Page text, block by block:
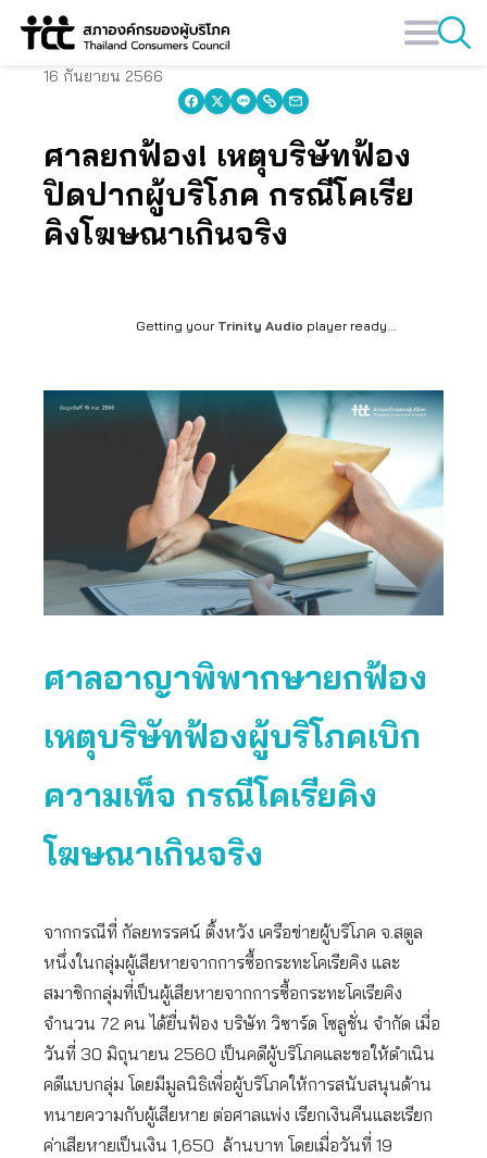
Skip
16 กันยายน 2566
ศาลยกฟ้อง! เหตุบริษัทฟ้อง
ปิดปากผู้บริโภค กรณีโคเรีย
คิงโฆษณาเกินจริง
Getting your Trinity Audio player ready...
ศาลอาญาพิพากษายกฟ้อง
เหตุบริษัทฟ้องผู้บริโภคเบิก
ความเท็จ กรณีโคเรียคิง
โฆษณาเกินจริง
จากกรณีที่ กัลยทรรศน์ ติ้งหวัง เครือข่ายผู้บริโภค จ.สตูล
หนึ่งในกลุ่มผู้เสียหายจากการซื้อกระทะโคเรียคิง และ
สมาชิกกลุ่มที่เป็นผู้เสียหายจากการซื้อกระทะโคเรียคิง
จำนวน 72 คน ได้ยื่นฟ้อง บริษัท วิซาร์ด โซลูชั่น จำกัด เมื่อ
วันที่ 30 มิถุนายน 2560 เป็นคดีผู้บริโภคและขอให้ดำเนิน
คดีแบบกลุ่ม โดยมีมูลนิธิเพื่อผู้บริโภคให้การสนับสนุนด้าน
ทนายความกับผู้เสียหาย ต่อศาลแพ่ง เรียกเงินคืนและเรียก
ค่าเสียหายเป็นเงิน 1,650 ล้านบาท โดยเมื่อวันที่ 19